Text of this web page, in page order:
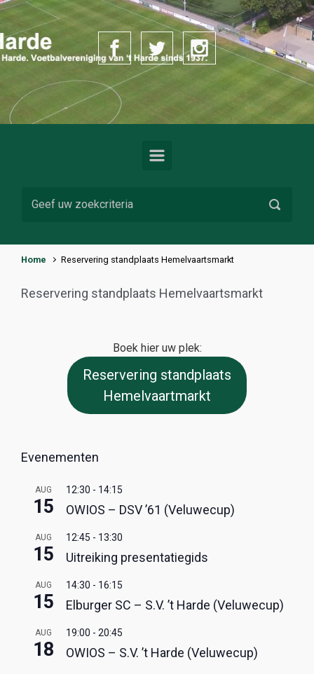
Spring naar de hoofdinhoud
Home Reservering standplaats Hemelvaartsmarkt
Reservering standplaats Hemelvaartsmarkt
Boek hier uw plek:
Reservering standplaats
Hemelvaartmarkt
Evenementen
AUG
15
12:30 - 14:15
OWIOS – DSV ’61 (Veluwecup)
AUG
15
12:45 - 13:30
Uitreiking presentatiegids
AUG
15
14:30 - 16:15
Elburger SC – S.V. ’t Harde (Veluwecup)
AUG
18
19:00 - 20:45
OWIOS – S.V. ’t Harde (Veluwecup)